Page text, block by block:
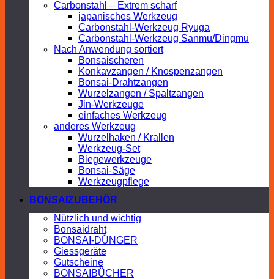
Carbonstahl – Extrem scharf
japanisches Werkzeug
Carbonstahl-Werkzeug Ryuga
Carbonstahl-Werkzeug Sanmu/Dingmu
Nach Anwendung sortiert
Bonsaischeren
Konkavzangen / Knospenzangen
Bonsai-Drahtzangen
Wurzelzangen / Spaltzangen
Jin-Werkzeuge
einfaches Werkzeug
anderes Werkzeug
Wurzelhaken / Krallen
Werkzeug-Set
Biegewerkzeuge
Bonsai-Säge
Werkzeugpflege
BONSAIZUBEHÖR
Nützlich und wichtig
Bonsaidraht
BONSAI-DÜNGER
Giessgeräte
Gutscheine
BONSAIBÜCHER